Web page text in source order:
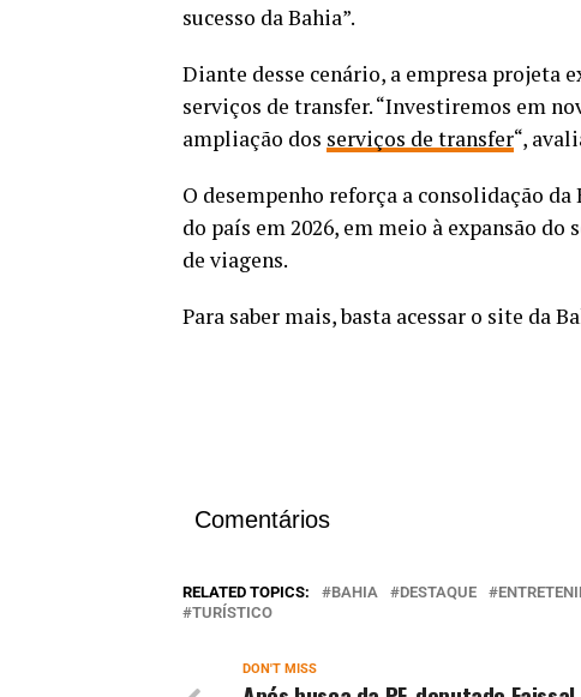
sucesso da Bahia”.
Diante desse cenário, a empresa projeta
serviços de transfer. “Investiremos em
ampliação dos serviços de transfer“,
O desempenho reforça a consolidação
do país em 2026, em meio à expansão
de viagens.
Para saber mais, basta acessar o site da
Comentários
RELATED TOPICS: BAHIA DESTAQUE
TURÍSTICO
DON'T MISS